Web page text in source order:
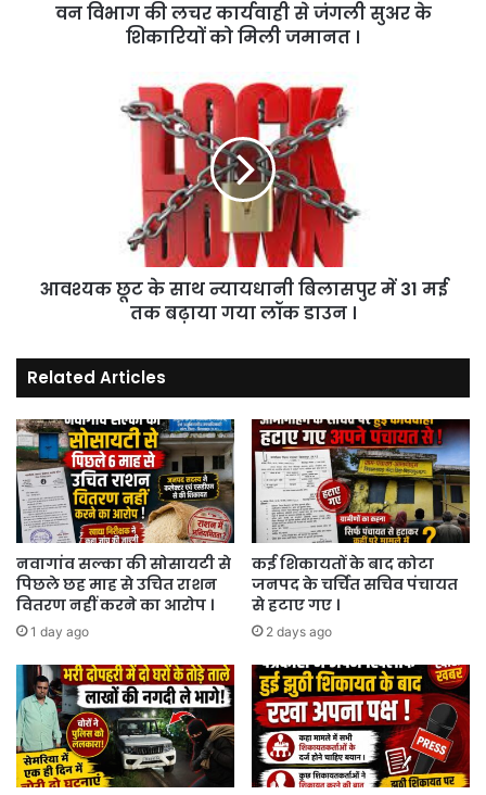
शिकारियोंवन विभाग की लचर कार्यवाही से जंगली सुअर के
शिकारियों को मिली जमानत ।
लॉक
डाउन
।
आवश्यक छूट के साथ न्यायधानी बिलासपुर में 31 मई
तक बढ़ाया गया लॉक डाउन ।
Related Articles
नवागांव सल्का की सोसायटी से
पिछले छह माह से उचित राशन
वितरण नहीं करने का आरोप ।
1 day ago
कई शिकायतों के बाद कोटा
जनपद के चर्चित सचिव पंचायत
से हटाए गए ।
2 days ago